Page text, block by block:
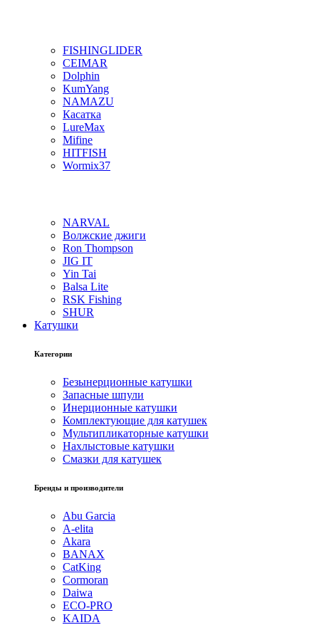
FISHINGLIDER
CEIMAR
Dolphin
KumYang
NAMAZU
Касатка
LureMax
Mifine
HITFISH
Wormix37
NARVAL
Волжские джиги
Ron Thompson
JIG IT
Yin Tai
Balsa Lite
RSK Fishing
SHUR
Катушки
Категории
Безынерционные катушки
Запасные шпули
Инерционные катушки
Комплектующие для катушек
Мультипликаторные катушки
Нахлыстовые катушки
Смазки для катушек
Бренды и производители
Abu Garcia
A-elita
Akara
BANAX
CatKing
Cormoran
Daiwa
ECO-PRO
KAIDA